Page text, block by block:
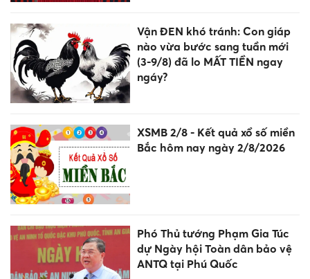
Vận ĐEN khó tránh: Con giáp
nào vừa bước sang tuần mới
(3-9/8) đã lo MẤT TIỀN ngay
ngáy?
XSMB 2/8 - Kết quả xổ số miền
Bắc hôm nay ngày 2/8/2026
Phó Thủ tướng Phạm Gia Túc
dự Ngày hội Toàn dân bảo vệ
ANTQ tại Phú Quốc